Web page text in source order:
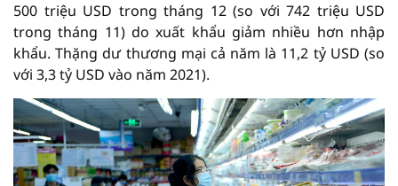
500 triệu USD trong tháng 12 (so với 742 triệu USD
trong tháng 11) do xuất khẩu giảm nhiều hơn nhập
khẩu. Thặng dư thương mại cả năm là 11,2 tỷ USD (so
với 3,3 tỷ USD vào năm 2021).